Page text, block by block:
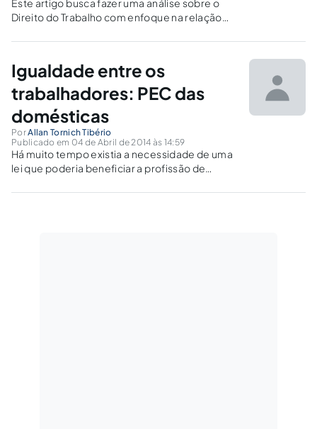
Este artigo busca fazer uma análise sobre o
Direito do Trabalho com enfoque na relação
trazidas pela Emenda Constitucional nº
Igualdade entre os
trabalhadores: PEC das
domésticas
PorAllan Tornich Tibério
Publicado em 04 de Abril de 2014 às 14:59
Há muito tempo existia a necessidade de uma
lei que poderia beneficiar a profissão de
mudança veio no intuito de igualdade de